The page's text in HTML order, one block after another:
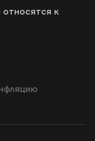
к